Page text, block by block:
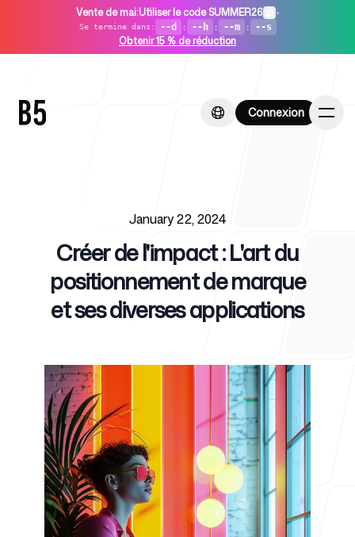
Vente de mai:Utiliser le code SUMMER26 •
Se termine dans : --d : --h : --m : --s
Obtenir 15 % de réduction
Connexion
Connexion
Pour les startups
Pour les agences
Blog
January 22, 2024
Créer de l'impact : L'art du
positionnement de marque
et ses diverses applications